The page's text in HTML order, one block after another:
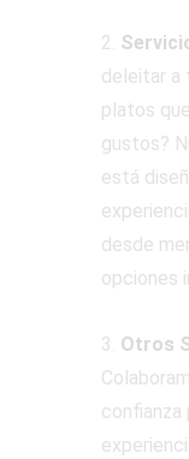
2.
deleitar a
platos
gustos?
está
desde
opciones
3. Otros
confianza